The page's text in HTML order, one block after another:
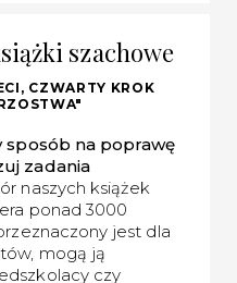
szachowe
CZWARTY KROK
sposób na poprawę
zadania
naszych książek
ponad 3000
jest dla
mogą ją
czy